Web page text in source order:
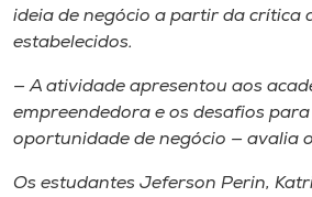
ideia de negócio a partir da crítica
estabelecidos.
— A atividade apresentou aos
empreendedora e os desafios
oportunidade de negócio — avalia
Os estudantes Jeferson Perin,